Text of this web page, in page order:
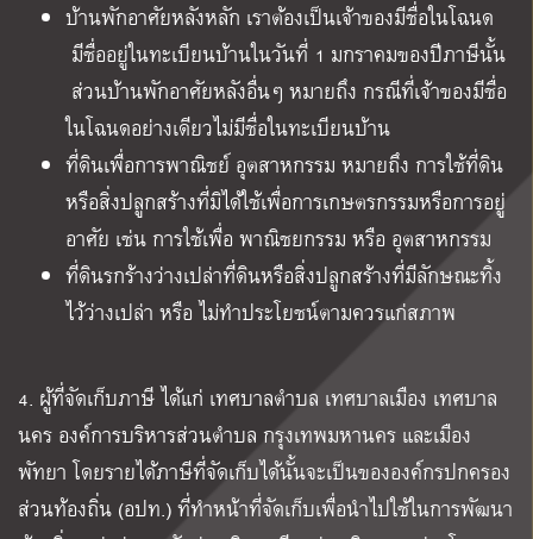
บ้านพักอาศัยหลังหลัก เราต้องเป็นเจ้าของมีชื่อในโฉนด
มีชื่ออยู่ในทะเบียนบ้านในวันที่ 1 มกราคมของปีภาษีนั้น
ส่วนบ้านพักอาศัยหลังอื่นๆ หมายถึง กรณีที่เจ้าของมีชื่อ
ในโฉนดอย่างเดียวไม่มีชื่อในทะเบียนบ้าน
ที่ดินเพื่อการพาณิชย์ อุตสาหกรรม หมายถึง การใช้ที่ดิน
หรือสิ่งปลูกสร้างที่มิได้ใช้เพื่อการเกษตรกรรมหรือการอยู่
อาศัย เช่น การใช้เพื่อ พาณิชยกรรม หรือ อุตสาหกรรม
ที่ดินรกร้างว่างเปล่าที่ดินหรือสิ่งปลูกสร้างที่มีลักษณะทิ้ง
ไว้ว่างเปล่า หรือ ไม่ทำประโยชน์ตามควรแก่สภาพ
4. ผู้ที่จัดเก็บภาษี ได้แก่ เทศบาลตำบล เทศบาลเมือง เทศบาล
นคร องค์การบริหารส่วนตำบล กรุงเทพมหานคร และเมือง
พัทยา โดยรายได้ภาษีที่จัดเก็บได้นั้นจะเป็นขององค์กรปกครอง
ส่วนท้องถิ่น (อปท.) ที่ทำหน้าที่จัดเก็บเพื่อนำไปใช้ในการพัฒนา